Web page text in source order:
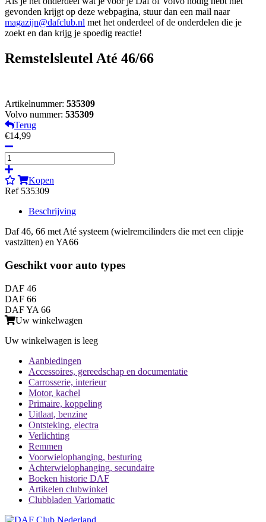
gevonden krijgt op deze webpagina, stuur dan een mail naar
magazijn@dafclub.nl met het onderdeel of de onderdelen die je
zoekt en dan krijg je spoedig reactie!
Remstelsleutel Até 46/66
Artikelnummer: 535309
Volvo nummer: 535309
Terug
€14,99
Kopen
Ref 535309
Beschrijving
Daf 46, 66 met Até systeem (wielremcilinders die met een clipje
vastzitten) en YA66
Geschikt voor auto types
DAF 46
DAF 66
DAF YA 66
Uw winkelwagen
Uw winkelwagen is leeg
Aanbiedingen
Accessoires, gereedschap en documentatie
Carrosserie, interieur
Motor, kachel
Primaire, koppeling
Uitlaat, benzine
Ontsteking, electra
Verlichting
Remmen
Voorwielophanging, besturing
Achterwielophanging, secundaire
Boeken historie DAF
Artikelen clubwinkel
Clubbladen Variomatic